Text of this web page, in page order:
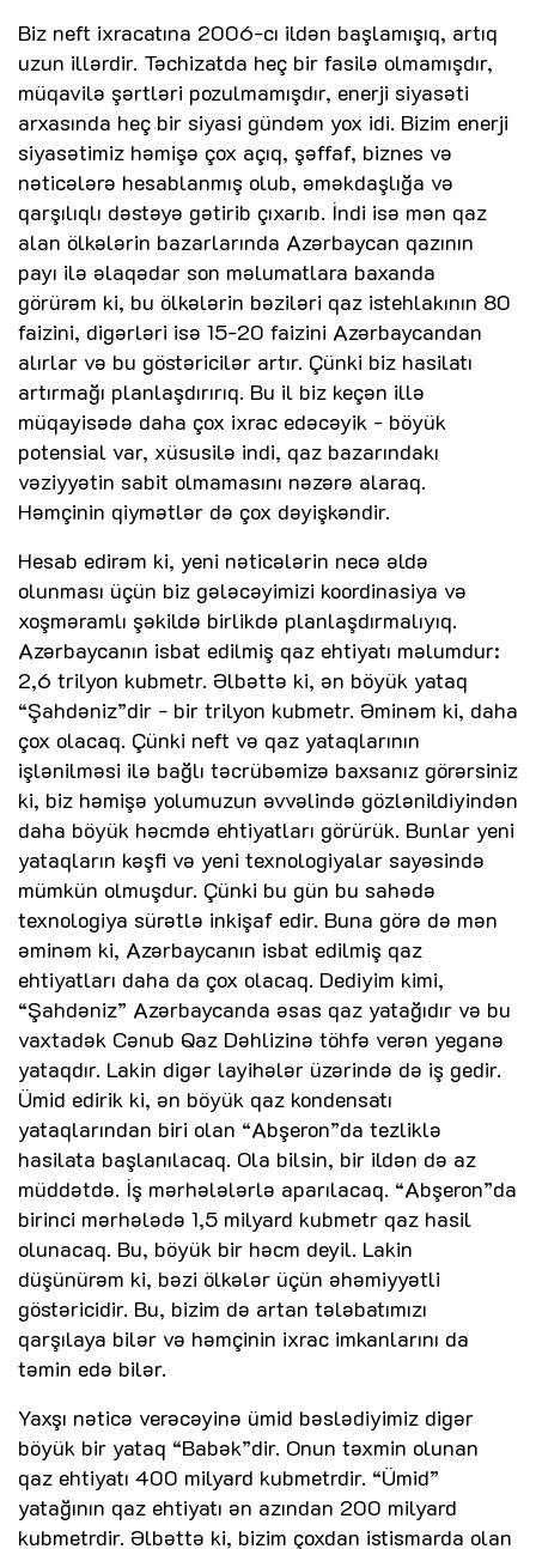
Biz neft ixracatına 2006-cı ildən başlamışıq, artıq
uzun illərdir. Təchizatda heç bir fasilə olmamışdır,
müqavilə şərtləri pozulmamışdır, enerji siyasəti
arxasında heç bir siyasi gündəm yox idi. Bizim enerji
siyasətimiz həmişə çox açıq, şəffaf, biznes və
nəticələrə hesablanmış olub, əməkdaşlığa və
qarşılıqlı dəstəyə gətirib çıxarıb. İndi isə mən qaz
alan ölkələrin bazarlarında Azərbaycan qazının
payı ilə əlaqədar son məlumatlara baxanda
görürəm ki, bu ölkələrin bəziləri qaz istehlakının 80
faizini, digərləri isə 15-20 faizini Azərbaycandan
alırlar və bu göstəricilər artır. Çünki biz hasilatı
artırmağı planlaşdırırıq. Bu il biz keçən illə
müqayisədə daha çox ixrac edəcəyik - böyük
potensial var, xüsusilə indi, qaz bazarındakı
vəziyyətin sabit olmamasını nəzərə alaraq.
Həmçinin qiymətlər də çox dəyişkəndir.
Hesab edirəm ki, yeni nəticələrin necə əldə
olunması üçün biz gələcəyimizi koordinasiya və
xoşməramlı şəkildə birlikdə planlaşdırmalıyıq.
Azərbaycanın isbat edilmiş qaz ehtiyatı məlumdur:
2,6 trilyon kubmetr. Əlbəttə ki, ən böyük yataq
“Şahdəniz”dir - bir trilyon kubmetr. Əminəm ki, daha
çox olacaq. Çünki neft və qaz yataqlarının
işlənilməsi ilə bağlı təcrübəmizə baxsanız görərsiniz
ki, biz həmişə yolumuzun əvvəlində gözlənildiyindən
daha böyük həcmdə ehtiyatları görürük. Bunlar yeni
yataqların kəşfi və yeni texnologiyalar sayəsində
mümkün olmuşdur. Çünki bu gün bu sahədə
texnologiya sürətlə inkişaf edir. Buna görə də mən
əminəm ki, Azərbaycanın isbat edilmiş qaz
ehtiyatları daha da çox olacaq. Dediyim kimi,
“Şahdəniz” Azərbaycanda əsas qaz yatağıdır və bu
vaxtadək Cənub Qaz Dəhlizinə töhfə verən yeganə
yataqdır. Lakin digər layihələr üzərində də iş gedir.
Ümid edirik ki, ən böyük qaz kondensatı
yataqlarından biri olan “Abşeron”da tezliklə
hasilata başlanılacaq. Ola bilsin, bir ildən də az
müddətdə. İş mərhələlərlə aparılacaq. “Abşeron”da
birinci mərhələdə 1,5 milyard kubmetr qaz hasil
olunacaq. Bu, böyük bir həcm deyil. Lakin
düşünürəm ki, bəzi ölkələr üçün əhəmiyyətli
göstəricidir. Bu, bizim də artan tələbatımızı
qarşılaya bilər və həmçinin ixrac imkanlarını da
təmin edə bilər.
Yaxşı nəticə verəcəyinə ümid bəslədiyimiz digər
böyük bir yataq “Babək”dir. Onun təxmin olunan
qaz ehtiyatı 400 milyard kubmetrdir. “Ümid”
yatağının qaz ehtiyatı ən azından 200 milyard
kubmetrdir. Əlbəttə ki, bizim çoxdan istismarda olan